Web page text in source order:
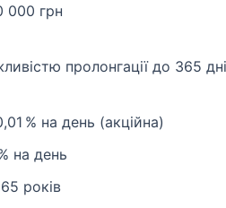
000 грн
пролонгації до 365
% на день (акційна)
на день
років